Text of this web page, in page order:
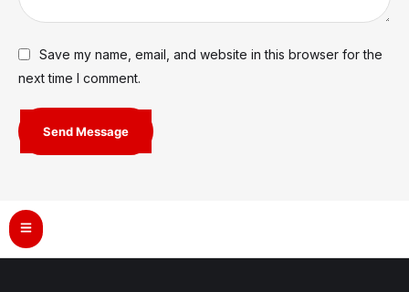
Save my name, email, and website in this browser for the
next time I comment.
Send Message